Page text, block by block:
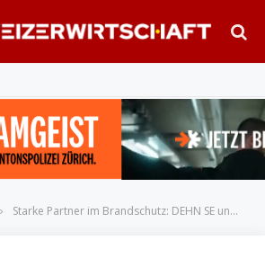
Starke Partner im Brandschutz: DEHN SE und DEHN INSTATEC auf der FeuerTrutz 2026